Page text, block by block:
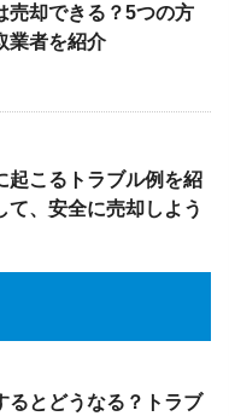
売却できる？5つの方
業者を紹介
起こるトラブル例を紹
て、安全に売却しよう
るとどうなる？トラブ